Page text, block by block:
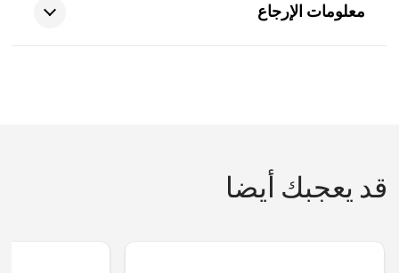
معلومات الإرجاع
قد يعجبك أيضا